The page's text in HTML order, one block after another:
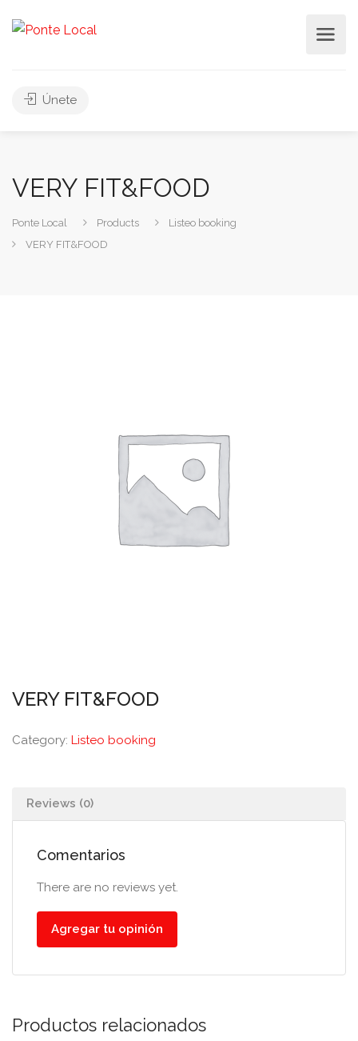
Únete
VERY FIT&FOOD
Ponte Local Products
Listeo booking
VERY FIT&FOOD
VERY FIT&FOOD
Category: Listeo booking
Reviews (0)
Comentarios
There are no reviews yet.
Agregar tu opinión
Productos relacionados